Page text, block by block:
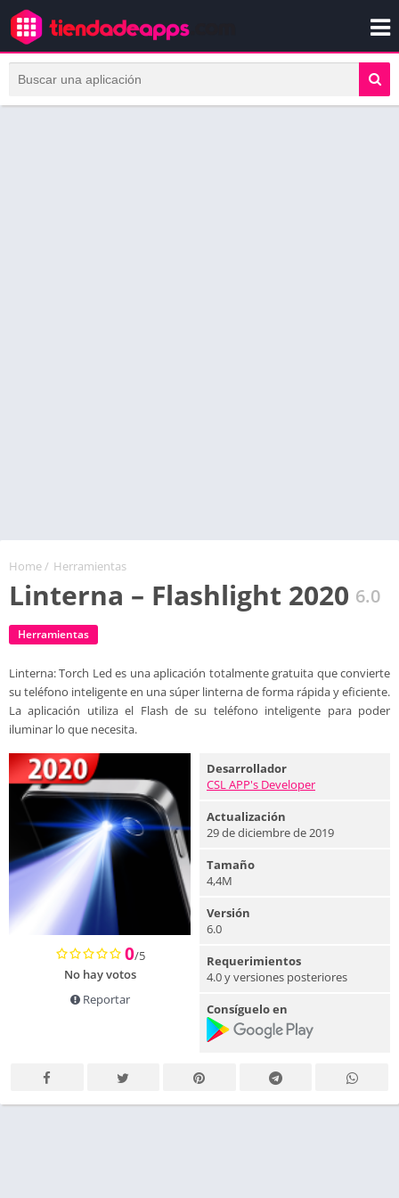
Home/ Herramientas
Linterna – Flashlight 2020 6.0
Herramientas
Linterna: Torch Led es una aplicación totalmente gratuita que convierte
su teléfono inteligente en una súper linterna de forma rápida y eficiente.
La aplicación utiliza el Flash de su teléfono inteligente para poder
iluminar lo que necesita.
0/5
No hay votos
Reportar
Desarrollador
CSL APP's Developer
Actualización
29 de diciembre de 2019
Tamaño
4,4M
Versión
6.0
Requerimientos
4.0 y versiones posteriores
Consíguelo en